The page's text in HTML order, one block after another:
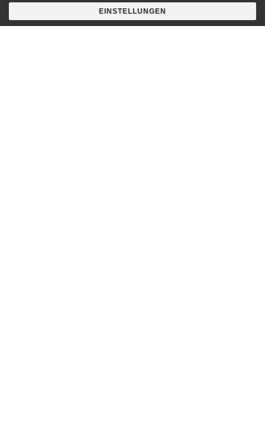
Hier findest du uns
EINSTELLUNGEN